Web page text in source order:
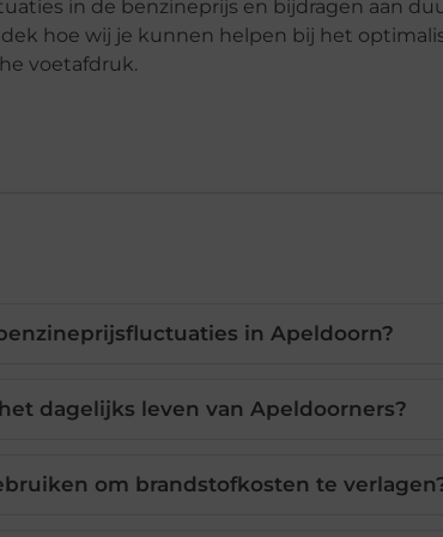
in de benzineprijs en bijdragen aan
hoe wij je kunnen helpen bij het
voetafdruk.
in Apeldoorn?
dagelijks leven van Apeldoorners?
om brandstofkosten te